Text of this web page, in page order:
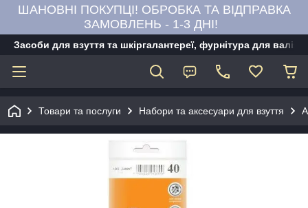
ШАНОВНІ ПОКУПЦІ! ОБРОБКА ТА ВІДПРАВКА
ЗАМОВЛЕНЬ - 1-3 ДНІ!
Засоби для взуття та шкіргалантереї, фурнітура для
Товари та послуги Набори та аксесуари для взуття